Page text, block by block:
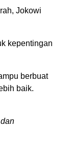
Jokowi
kepentingan
berbuat
baik.